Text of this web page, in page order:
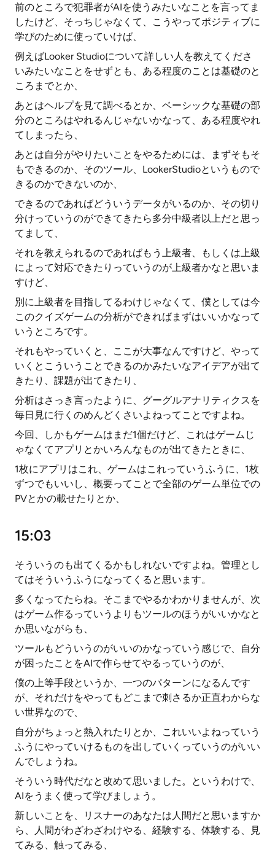
前のところで犯罪者がAIを使うみたいなことを言ってま
したけど、そっちじゃなくて、こうやってポジティブに
学びのために使っていけば、
例えばLooker Studioについて詳しい人を教えてくださ
いみたいなことをせずとも、ある程度のことは基礎のと
ころまでとか、
あとはヘルプを見て調べるとか、ベーシックな基礎の部
分のところはやれるんじゃないかなって、ある程度やれ
てしまったら、
あとは自分がやりたいことをやるためには、まずそもそ
もできるのか、そのツール、LookerStudioというもので
きるのかできないのか、
できるのであればどういうデータがいるのか、その切り
分けっていうのができてきたら多分中級者以上だと思っ
てまして、
それを教えられるのであればもう上級者、もしくは上級
によって対応できたりっていうのが上級者かなと思いま
すけど、
別に上級者を目指してるわけじゃなくて、僕としては今
このクイズゲームの分析ができればまずはいいかなって
いうところです。
それもやっていくと、ここが大事なんですけど、やって
いくとこういうことできるのかみたいなアイデアが出て
きたり、課題が出てきたり、
分析はさっき言ったように、グーグルアナリティクスを
毎日見に行くのめんどくさいよねってことですよね。
今回、しかもゲームはまだ1個だけど、これはゲームじ
ゃなくてアプリとかいろんなものが出てきたときに、
1枚にアプリはこれ、ゲームはこれっていうふうに、1枚
ずつでもいいし、概要ってことで全部のゲーム単位での
PVとかの載せたりとか、
15:03
そういうのも出てくるかもしれないですよね。管理とし
てはそういうふうになってくると思います。
多くなってたらね。そこまでやるかわかりませんが、次
はゲーム作るっていうよりもツールのほうがいいかなと
か思いながらも、
ツールもどういうのがいいのかなっていう感じで、自分
が困ったことをAIで作らせてやるっていうのが、
僕の上等手段というか、一つのパターンになるんです
が、それだけをやってもどこまで刺さるか正直わからな
い世界なので、
自分がちょっと熱入れたりとか、これいいよねっていう
ふうにやっていけるものを出していくっていうのがいい
んでしょうね。
そういう時代だなと改めて思いました。というわけで、
AIをうまく使って学びましょう。
新しいことを、リスナーのあなたは人間だと思いますか
ら、人間がわざわざわけやる、経験する、体験する、見
てみる、触ってみる、